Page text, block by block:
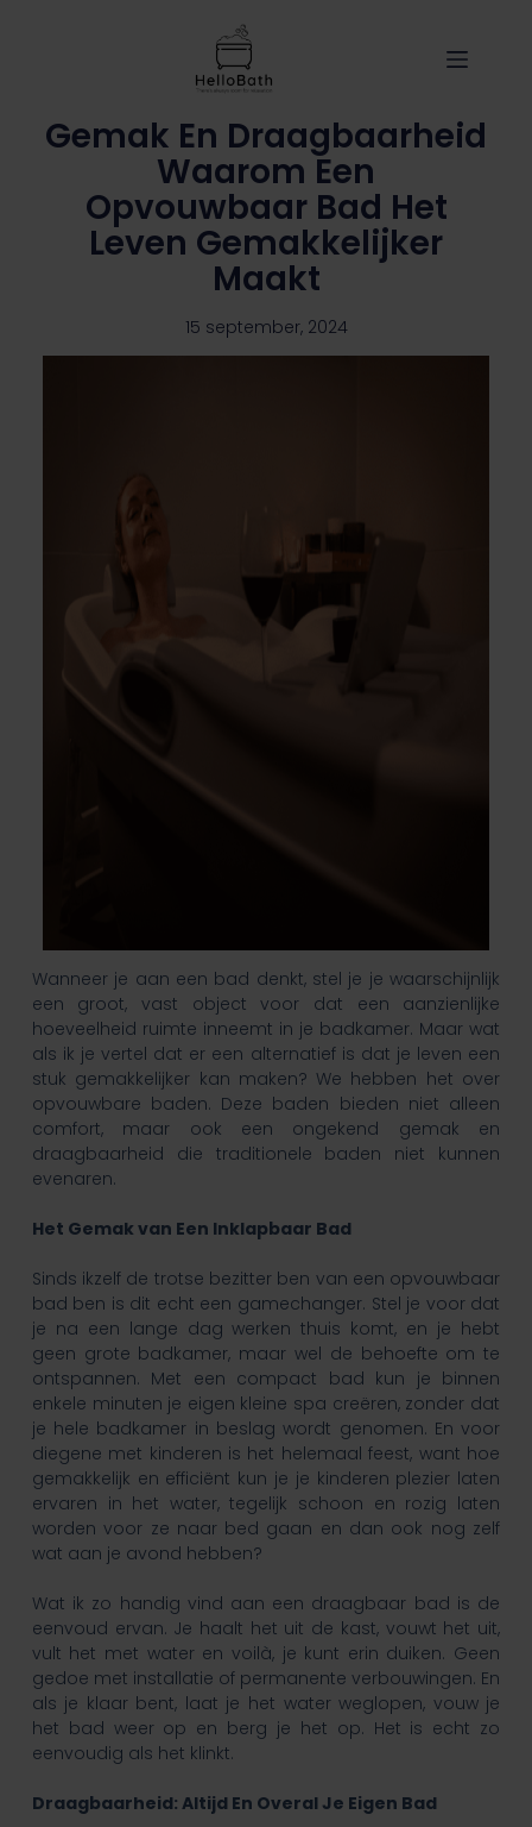
Gemak En Draagbaarheid
Waarom Een
Opvouwbaar Bad Het
Leven Gemakkelijker
Maakt
15 september, 2024
Wanneer je aan een bad denkt, stel je je waarschijnlijk
een groot, vast object voor dat een aanzienlijke
hoeveelheid ruimte inneemt in je badkamer. Maar wat
als ik je vertel dat er een alternatief is dat je leven een
stuk gemakkelijker kan maken? We hebben het over
opvouwbare baden. Deze baden bieden niet alleen
comfort, maar ook een ongekend gemak en
draagbaarheid die traditionele baden niet kunnen
evenaren.
Het Gemak van Een Inklapbaar Bad
Sinds ikzelf de trotse bezitter ben van een opvouwbaar
bad ben is dit echt een gamechanger. Stel je voor dat
je na een lange dag werken thuis komt, en je hebt
geen grote badkamer, maar wel de behoefte om te
ontspannen. Met een compact bad kun je binnen
enkele minuten je eigen kleine spa creëren, zonder dat
je hele badkamer in beslag wordt genomen. En voor
diegene met kinderen is het helemaal feest, want hoe
gemakkelijk en efficiënt kun je je kinderen plezier laten
ervaren in het water, tegelijk schoon en rozig laten
worden voor ze naar bed gaan en dan ook nog zelf
wat aan je avond hebben?
Wat ik zo handig vind aan een draagbaar bad is de
eenvoud ervan. Je haalt het uit de kast, vouwt het uit,
vult het met water en voilà, je kunt erin duiken. Geen
gedoe met installatie of permanente verbouwingen. En
als je klaar bent, laat je het water weglopen, vouw je
het bad weer op en berg je het op. Het is echt zo
eenvoudig als het klinkt.
Draagbaarheid: Altijd En Overal Je Eigen Bad